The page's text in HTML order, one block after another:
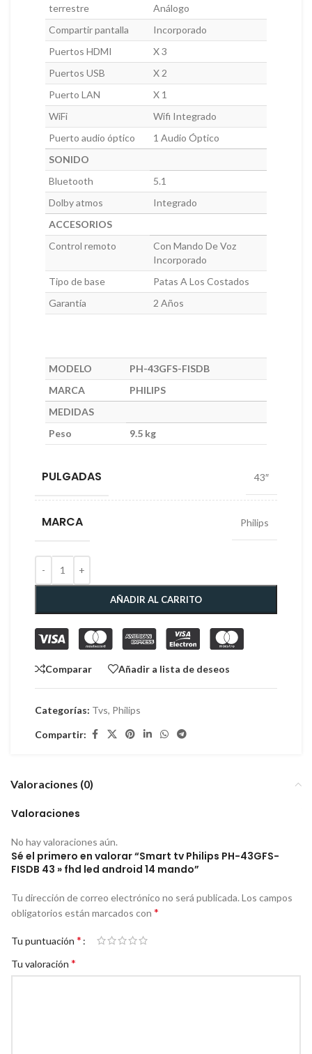
terrestre
Análogo
Compartir pantalla
Incorporado
Puertos HDMI
X 3
Puertos USB
X 2
Puerto LAN
X 1
WiFi
Wifi Integrado
Puerto audio óptico
1 Audio Óptico
SONIDO
Bluetooth
5.1
Dolby atmos
Integrado
ACCESORIOS
Control remoto
Con Mando De Voz
Incorporado
Tipo de base
Patas A Los Costados
Garantía
2 Años
MODELO
PH-43GFS-FISDB
MARCA
PHILIPS
MEDIDAS
Peso
9.5 kg
PULGADAS 43″
MARCA Philips
AÑADIR AL CARRITO
Comparar Añadir a lista de deseos
Categorías: Tvs, Philips
Compartir:
Valoraciones (0)
Valoraciones
No hay valoraciones aún.
Sé el primero en valorar “Smart tv Philips PH-43GFS-
FISDB 43 » fhd led android 14 mando”
Tu dirección de correo electrónico no será publicada. Los campos
obligatorios están marcados con *
Tu puntuación *
Tu valoración *